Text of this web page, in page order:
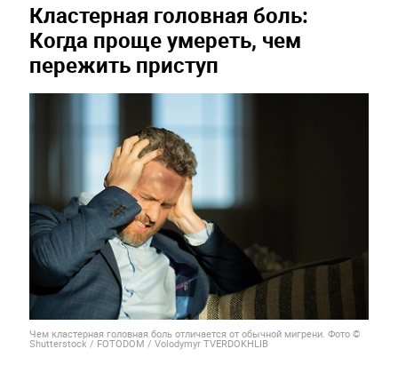
Кластерная головная боль:
Когда проще умереть, чем
пережить приступ
Чем кластерная головная боль отличается от обычной мигрени. Фото ©
Shutterstock / FOTODOM / Volodymyr TVERDOKHLIB